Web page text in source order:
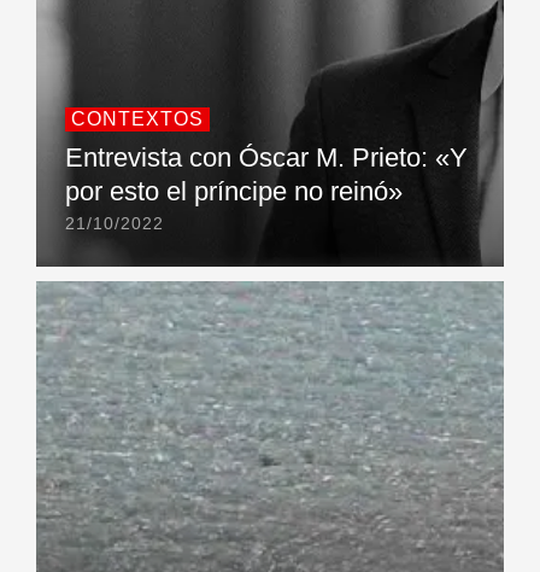
CONTEXTOS
Entrevista con Óscar M. Prieto: «Y
por esto el príncipe no reinó»
21/10/2022